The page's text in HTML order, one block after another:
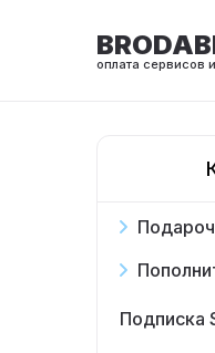
оплата сервисов
Подписка